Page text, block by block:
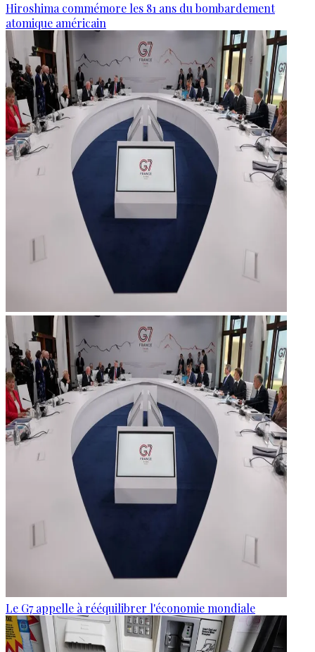
Hiroshima commémore les 81 ans du bombardement
atomique américain
Le G7 appelle à rééquilibrer l'économie mondiale